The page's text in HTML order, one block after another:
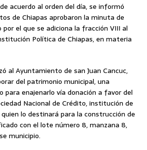
acuerdo al orden del día, se informó
de Chiapas aprobaron la minuta de
el que se adiciona la fracción VIII al
Política de Chiapas, en materia
al Ayuntamiento de san Juan Cancuc,
del patrimonio municipal, una
para enajenarlo vía donación a favor del
Nacional de Crédito, institución de
lo destinará para la construcción de
con el lote número 8, manzana 8,
municipio.